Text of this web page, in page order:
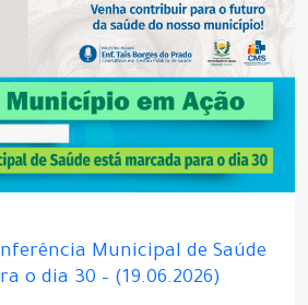
Municipal de Saúde
o dia 30 – (19.06.2026)